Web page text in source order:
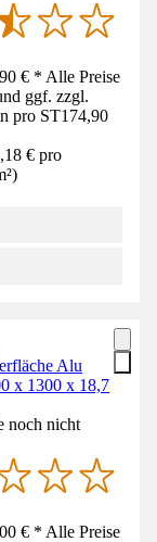
€ * Alle Preise
ggf. zzgl.
pro ST174,90
€ pro
)
Alu
x 1300 x 18,7
noch nicht
€ * Alle Preise